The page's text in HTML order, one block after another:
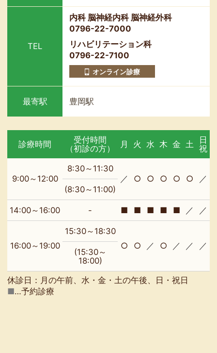
TEL
内科 脳神経内科 脳神経外科
0796-22-7000
リハビリテーション科
0796-22-7100
オンライン診療
最寄駅 豊岡駅
休診日：月の午前、水・金・土の午後、日・祝日
■…予約診療
診療時間
受付時間
（初診の方）
月 火 水 木 金 土
日
祝
9:00～12:00
8:30～11:30
／
○ ○ ○ ○ ○
／
(8:30～11:00)
14:00～16:00 - ■ ■ ■ ■ ■ ／ ／
16:00～19:00
15:30～18:30
○
○ ／ ○ ／ ／ ／
(15:30～
18:00)